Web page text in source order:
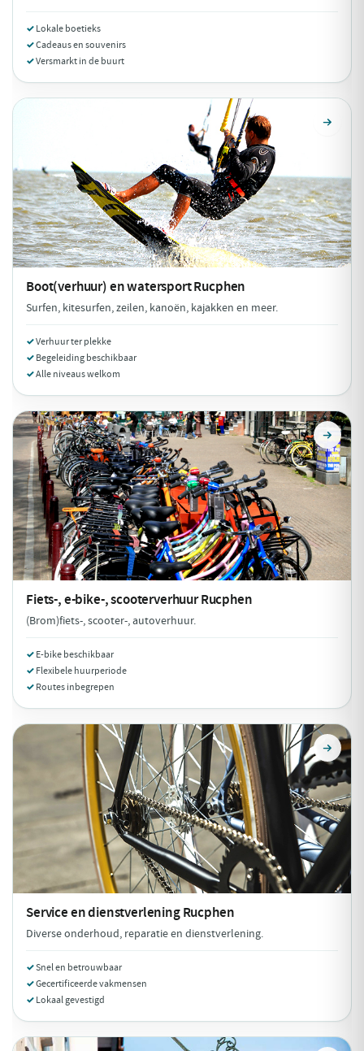
Lokale boetieks
Cadeaus en souvenirs
Versmarkt in de buurt
Boot(verhuur) en watersportRucphen
Surfen, kitesurfen, zeilen, kanoën, kajakken en meer.
Verhuur ter plekke
Begeleiding beschikbaar
Alle niveaus welkom
Fiets-, e-bike-, scooterverhuurRucphen
(Brom)fiets-, scooter-, autoverhuur.
E-bike beschikbaar
Flexibele huurperiode
Routes inbegrepen
Service en dienstverleningRucphen
Diverse onderhoud, reparatie en dienstverlening.
Snel en betrouwbaar
Gecertificeerde vakmensen
Lokaal gevestigd